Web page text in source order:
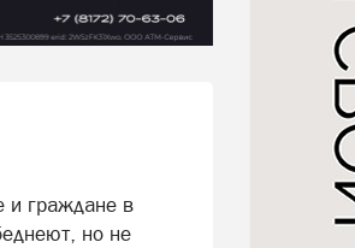
и граждане в
но не